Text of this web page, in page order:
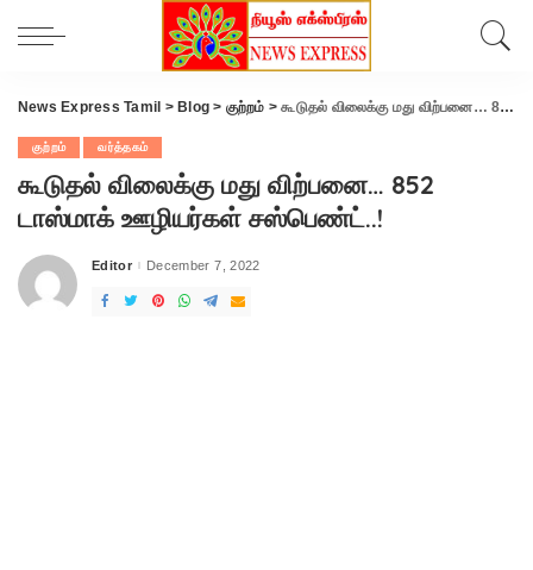
News Express Tamil > Blog > குற்றம் >கூடுதல் விலைக்கு மது விற்பனை… 852 டாஸ்மாக் ஊழியர்கள் சஸ்பெண்ட்..!
குற்றம் வர்த்தகம்
கூடுதல் விலைக்கு மது விற்பனை… 852
டாஸ்மாக் ஊழியர்கள் சஸ்பெண்ட்..!
Posted
Editor December 7, 2022